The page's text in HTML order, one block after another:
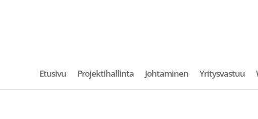
Etusivu Projektihallinta Johtaminen Yritysvastuu